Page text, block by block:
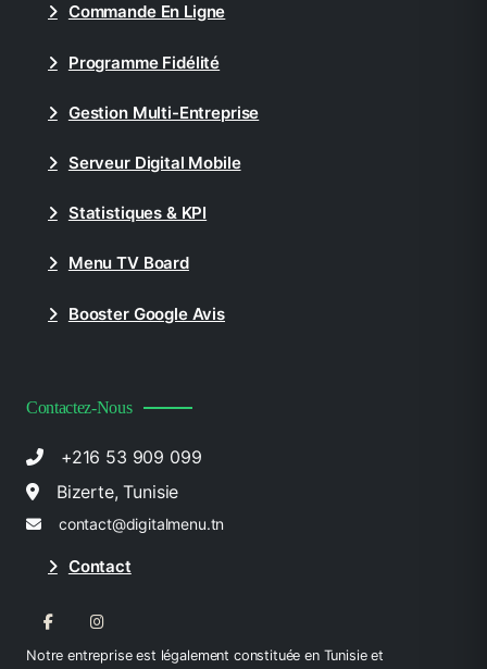
Commande En Ligne
Programme Fidélité
Gestion Multi-Entreprise
Serveur Digital Mobile
Statistiques & KPI
Menu TV Board
Booster Google Avis
Contactez-Nous
+216 53 909 099
Bizerte, Tunisie
contact@digitalmenu.tn
Contact
Notre entreprise est légalement constituée en Tunisie et